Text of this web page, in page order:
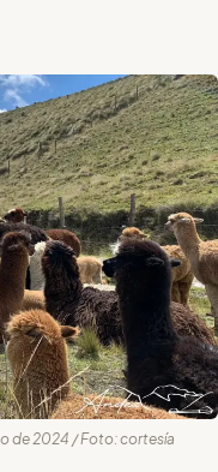
de 2024 / Foto: cortesía